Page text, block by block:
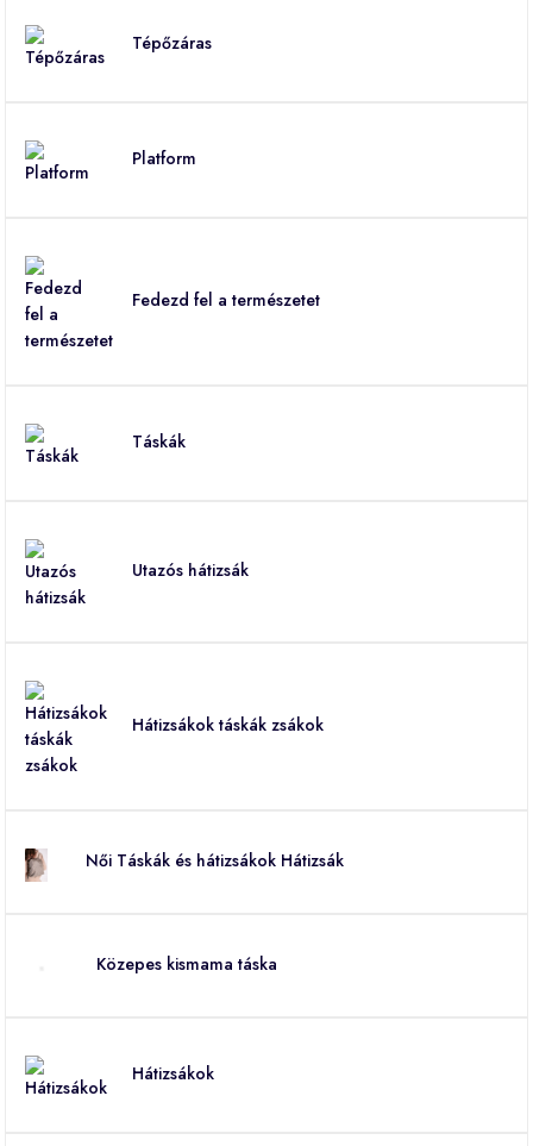
Tépőzáras
Platform
Fedezd fel a természetet
Táskák
Utazós hátizsák
Hátizsákok táskák zsákok
Női Táskák és hátizsákok Hátizsák
Közepes kismama táska
Hátizsákok